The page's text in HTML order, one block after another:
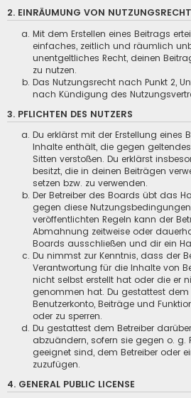
2. EINRÄUMUNG VON
Mit dem Erstellen eines Beitrags
einfaches, zeitlich und räumlich
unentgeltliches Recht, deinen
zu nutzen.
Das Nutzungsrecht nach Punkt 2,
nach Kündigung des
3. PFLICHTEN DES NUTZERS
Du erklärst mit der Erstellung eines
Inhalte enthält, die gegen
Sitten verstoßen. Du erklärst
besitzt, die in deinen Beiträgen
setzen bzw. zu verwenden.
Der Betreiber des Boards übt das
gegen diese
veröffentlichten Regeln kann der
Abmahnung zeitweise oder
Boards ausschließen und dir ein
Du nimmst zur Kenntnis, dass der
Verantwortung für die Inhalte von
nicht selbst erstellt hat oder die er
genommen hat. Du gestattest dem
Benutzerkonto, Beiträge und
oder zu sperren.
Du gestattest dem Betreiber
abzuändern, sofern sie gegen o. g.
geeignet sind, dem Betreiber oder
zuzufügen.
4. GENERAL PUBLIC LICENSE